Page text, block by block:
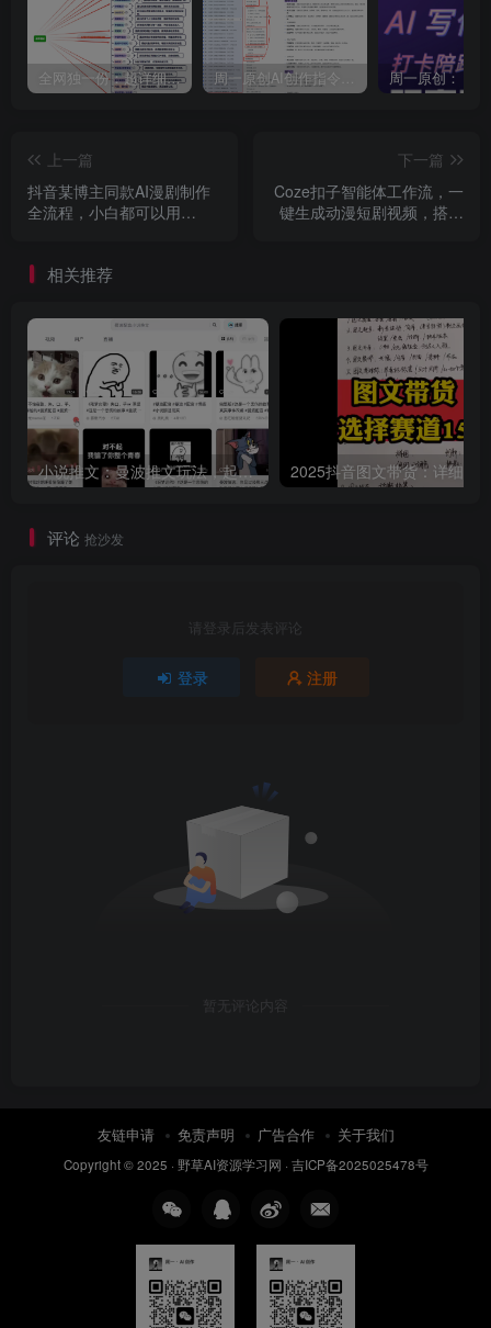
全网独一份：超详细的40+个自媒体赛道领域解析手册，让你的内容创作不再局限！ 周一原创AI创作指令词：30+个领域赛道的创作提示词集合
上一篇
抖音某博主同款AI漫剧制作
全流程，小白都可以用
下一篇
Coze扣子智能体工作流，一
键生成动漫短剧视频，搭建
相关推荐
小说推文：曼波推文玩法，起号快，流量猛，一天收益1k+
评论 抢沙发
请登录后发表评论
登录 注册
暂无评论内容
友链申请 免责声明 广告合作 关于我们
Copyright © 2025 · 野草AI资源学习网 · 吉ICP备2025025478号